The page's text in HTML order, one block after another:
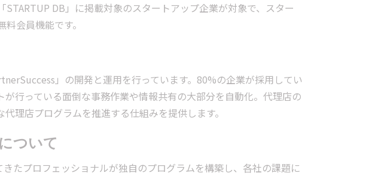
DB」に掲載対象のスタートアップ企業が対象で、スター
会員機能です。
」の開発と運用を行っています。80%の企業が採用してい
行っている面倒な事務作業や情報共有の大部分を自動化。代理店の
理店プログラムを推進する仕組みを提供します。
ついて
たプロフェッショナルが独自のプログラムを構築し、各社の課題に